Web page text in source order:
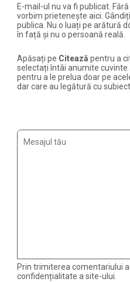
E-mail-ul nu va fi publicat.
vorbim prietenește aici.
publica. Nu o luați pe arătură
în față și nu o persoană reală.
Apăsați pe Citează pentru a
selectați întâi anumite cuvinte
pentru a le prelua doar pe
dar care au legătură cu
Prin trimiterea comentariului
confidențialitate a site-ului.